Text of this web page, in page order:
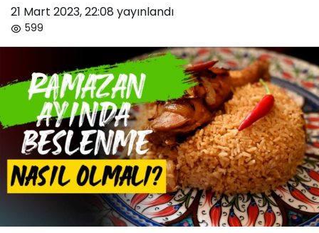
21 Mart 2023, 22:08 yayınlandı
599